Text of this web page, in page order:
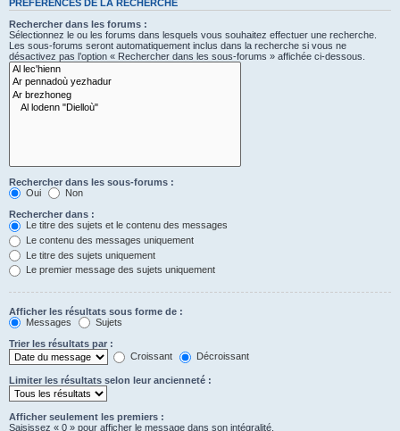
PRÉFÉRENCES DE LA RECHERCHE
Rechercher dans les forums :
Sélectionnez le ou les forums dans lesquels vous souhaitez effectuer une recherche.
Les sous-forums seront automatiquement inclus dans la recherche si vous ne
désactivez pas l’option « Rechercher dans les sous-forums » affichée ci-dessous.
Rechercher dans les sous-forums :
Oui
Non
Rechercher dans :
Le titre des sujets et le contenu des messages
Le contenu des messages uniquement
Le titre des sujets uniquement
Le premier message des sujets uniquement
Afficher les résultats sous forme de :
Messages
Sujets
Trier les résultats par :
Croissant
Décroissant
Limiter les résultats selon leur ancienneté :
Afficher seulement les premiers :
Saisissez « 0 » pour afficher le message dans son intégralité.